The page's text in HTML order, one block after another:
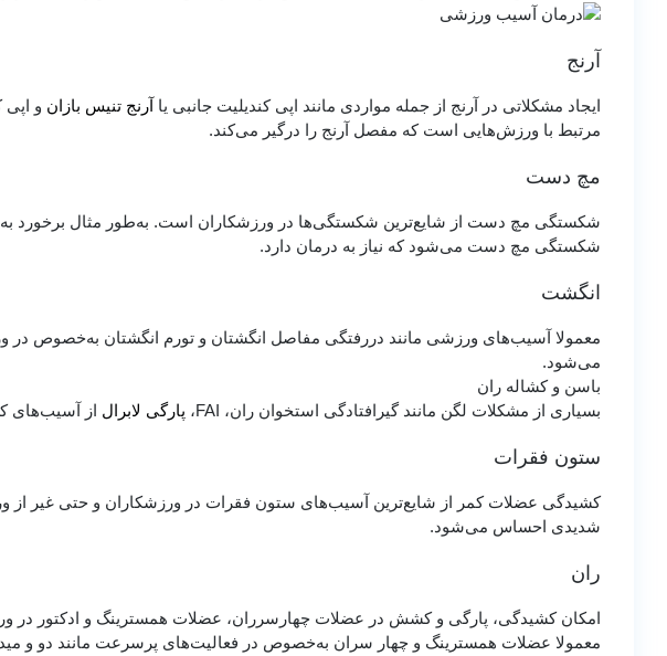
آرنج
ایجاد مشکلاتی در آرنج از جمله مواردی مانند اپی کندیلیت جانبی یا آرنج تنیس بازان و اپی
مرتبط با ورزش‌هایی است که مفصل آرنج را درگیر می‌کند.
مچ دست
شکستگی مچ دست از شایع‌ترین شکستگی‌ها در ورزشکاران است. به‌طور مثال برخورد
شکستگی مچ دست می‌شود که نیاز به درمان دارد.
انگشت
معمولا آسیب‌های ورزشی مانند دررفتگی مفاصل انگشتان و تورم انگشتان به‌خصوص در
می‌شود.
باسن و کشاله ران
بسیاری از مشکلات لگن مانند گیرافتادگی استخوان ران، FAI،
پارگی لابرال از آسیب‌های
ستون فقرات
کشیدگی عضلات کمر از شایع‌ترین آسیب‌های ستون فقرات در ورزشکاران و حتی غیر از
شدیدی احساس می‌شود.
ران
امکان کشیدگی، پارگی و کشش در عضلات چهارسرران، عضلات همسترینگ و ادکتور در
معمولا عضلات همسترینگ و چهار سران به‌خصوص در فعالیت‌های پرسرعت مانند دو و